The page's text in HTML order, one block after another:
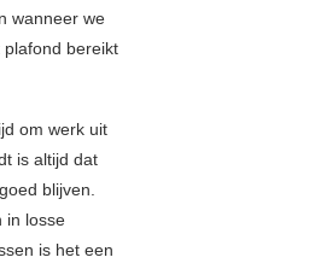
wanneer we
bereikt
om werk uit
is altijd dat
blijven.
in losse
is het een